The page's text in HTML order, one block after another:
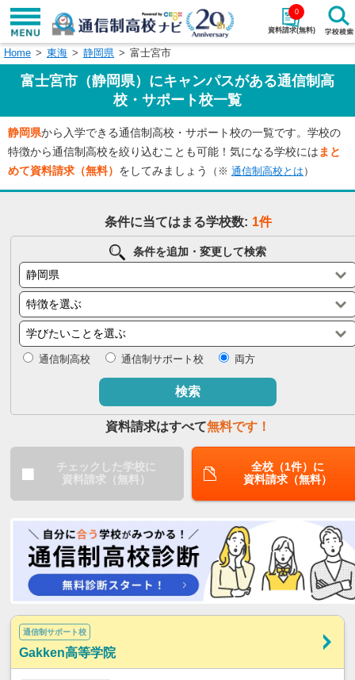
資料請求(無料)
0
学校名で探す
エリアから探す 特徴から探す
エリアを選択して探す
北陸・甲信越
近畿 中国
四国 九州・沖縄
閉じる
Home 東海 静岡県 富士宮市
富士宮市（静岡県）にキャンパスがある通信制高
校・サポート校一覧
静岡県から入学できる通信制高校・サポート校の一覧です。学校の
特徴から通信制高校を絞り込むことも可能！気になる学校には まと
めて資料請求（無料） をしてみましょう （※ 通信制高校とは ）
条件に当てはまる学校数: 1件
条件を追加・変更して検索
通信制高校 通信制サポート校 両方
検索
資料請求はすべて無料です！
チェックした学校に
資料請求（無料）
全校（1件）に
資料請求（無料）
通信制サポート校
Gakken高等学院